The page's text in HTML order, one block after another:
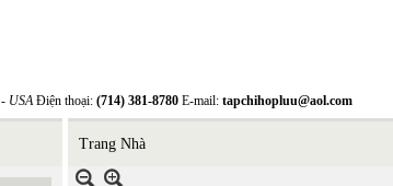
- USAĐiện thoại: (714) 381-8780 E-mail: tapchihopluu@aol.com
Trang Nhà